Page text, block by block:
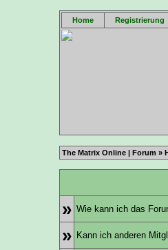
Home Registrierung
The Matrix Online | Forum »
» Wie kann ich das
» Kann ich anderen